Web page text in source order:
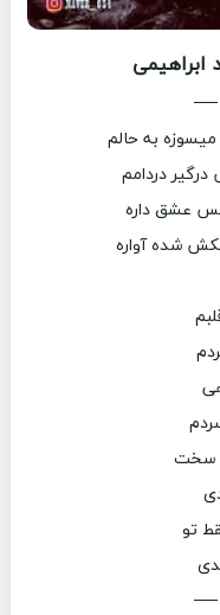
ابراهیمی
به حالم
دردامم
حس عشق داره
شده آواره
سخت
تو